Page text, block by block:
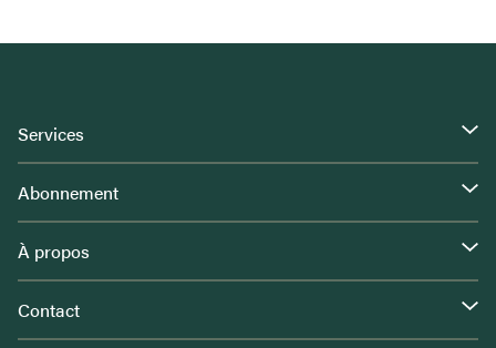
Services
Abonnement
À propos
Contact